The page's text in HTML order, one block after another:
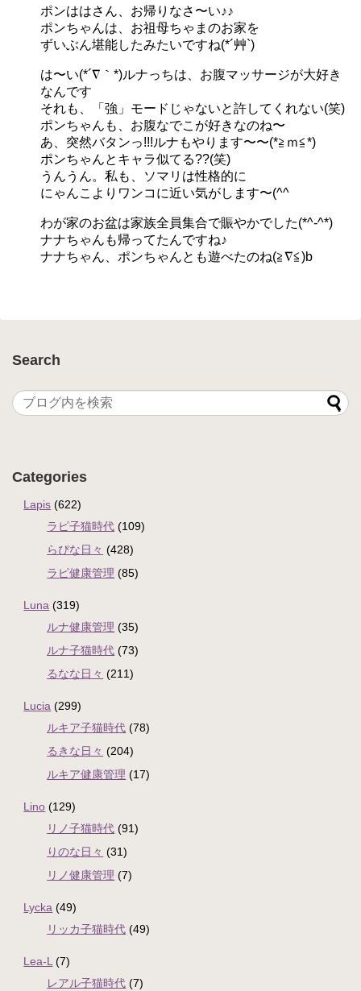
ポンははさん、お帰りなさ〜い♪♪
ポンちゃんは、お祖母ちゃまのお家を
ずいぶん堪能したみたいですね(*´艸`)
は〜い(*´∇｀*)ルナっちは、お腹マッサージが大好き
なんです
それも、「強」モードじゃないと許してくれない(笑)
ポンちゃんも、お腹なでこが好きなのね〜
あ、突然バタンっ!!!ルナもやります〜〜(*≧ｍ≦*)
ポンちゃんとキャラ似てる??(笑)
うんうん。私も、ソマリは性格的に
にゃんこよりワンコに近い気がします〜(^^ゞ
わが家のお盆は家族全員集合で賑やかでした(*^-^*)
ナナちゃんも帰ってたんですね♪
ナナちゃん、ポンちゃんとも遊べたのね(≧∇≦)b
Search
Categories
Lapis (622)
ラピ子猫時代 (109)
らぴな日々 (428)
ラピ健康管理 (85)
Luna (319)
ルナ健康管理 (35)
ルナ子猫時代 (73)
るなな日々 (211)
Lucia (299)
ルキア子猫時代 (78)
るきな日々 (204)
ルキア健康管理 (17)
Lino (129)
リノ子猫時代 (91)
りのな日々 (31)
リノ健康管理 (7)
Lycka (49)
リッカ子猫時代 (49)
Lea-L (7)
レアル子猫時代 (7)